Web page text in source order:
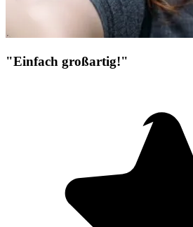
"Einfach großartig!"